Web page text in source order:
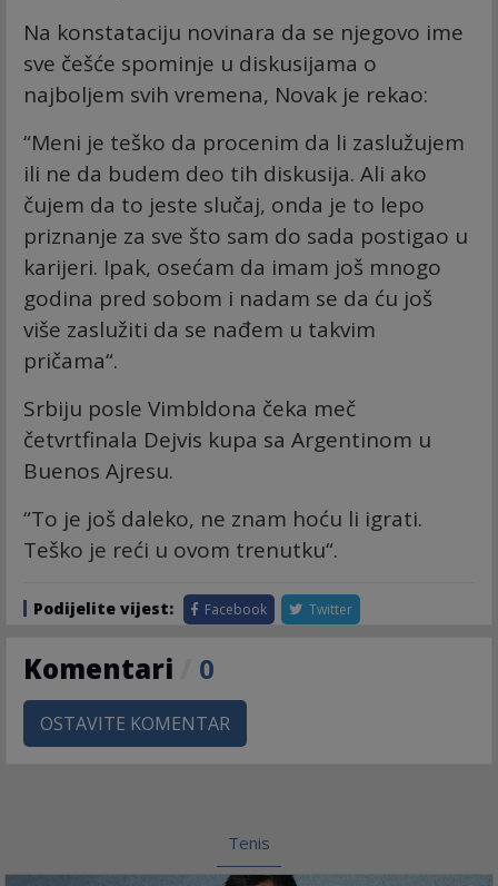
Na konstataciju novinara da se njegovo ime
sve češće spominje u diskusijama o
najboljem svih vremena, Novak je rekao:
“Meni je teško da procenim da li zaslužujem
ili ne da budem deo tih diskusija. Ali ako
čujem da to jeste slučaj, onda je to lepo
priznanje za sve što sam do sada postigao u
karijeri. Ipak, osećam da imam još mnogo
godina pred sobom i nadam se da ću još
više zaslužiti da se nađem u takvim
pričama“.
Srbiju posle Vimbldona čeka meč
četvrtfinala Dejvis kupa sa Argentinom u
Buenos Ajresu.
“To je još daleko, ne znam hoću li igrati.
Teško je reći u ovom trenutku“.
Podijelite vijest: Facebook Twitter
Komentari 0
OSTAVITE KOMENTAR
Tenis